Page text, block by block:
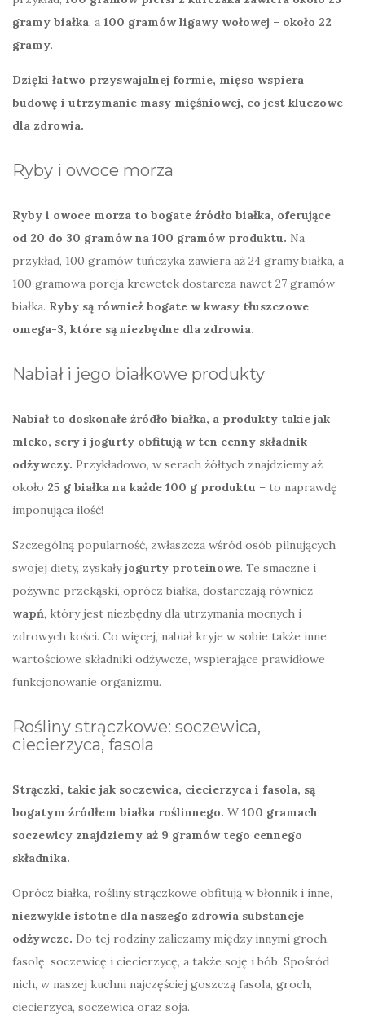
gramy białka, a 100 gramów ligawy wołowej – około 22
gramy.
Dzięki łatwo przyswajalnej formie, mięso wspiera
budowę i utrzymanie masy mięśniowej, co jest kluczowe
dla zdrowia.
Ryby i owoce morza
Ryby i owoce morza to bogate źródło białka, oferujące
od 20 do 30 gramów na 100 gramów produktu. Na
przykład, 100 gramów tuńczyka zawiera aż 24 gramy białka, a
100 gramowa porcja krewetek dostarcza nawet 27 gramów
białka. Ryby są również bogate w kwasy tłuszczowe
omega-3, które są niezbędne dla zdrowia.
Nabiał i jego białkowe produkty
Nabiał to doskonałe źródło białka, a produkty takie jak
mleko, sery i jogurty obfitują w ten cenny składnik
odżywczy. Przykładowo, w serach żółtych znajdziemy aż
około 25 g białka na każde 100 g produktu – to naprawdę
imponująca ilość!
Szczególną popularność, zwłaszcza wśród osób pilnujących
swojej diety, zyskałyjogurty proteinowe. Te smaczne i
pożywne przekąski, oprócz białka, dostarczają również
wapń, który jest niezbędny dla utrzymania mocnych i
zdrowych kości. Co więcej, nabiał kryje w sobie także inne
wartościowe składniki odżywcze, wspierające prawidłowe
funkcjonowanie organizmu.
Rośliny strączkowe: soczewica,
ciecierzyca, fasola
Strączki, takie jak soczewica, ciecierzyca i fasola, są
bogatym źródłem białka roślinnego. W 100 gramach
soczewicy znajdziemy aż 9 gramów tego cennego
składnika.
Oprócz białka, rośliny strączkowe obfitują w błonnik i inne,
niezwykle istotne dla naszego zdrowia substancje
odżywcze. Do tej rodziny zaliczamy między innymi groch,
fasolę, soczewicę i ciecierzycę, a także soję i bób. Spośród
nich, w naszej kuchni najczęściej goszczą fasola, groch,
ciecierzyca, soczewica oraz soja.